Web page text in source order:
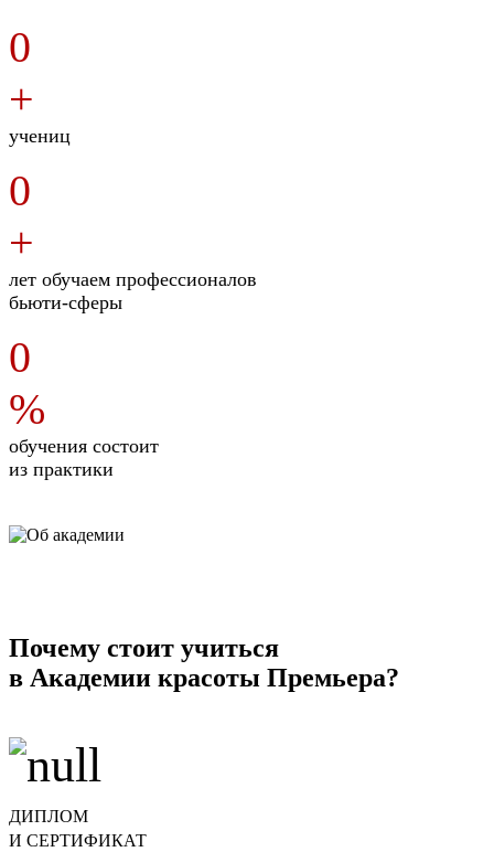
0
+
учениц
0
+
лет обучаем профессионалов
бьюти-сферы
0
%
обучения состоит
из практики
Почему стоит учиться
в Академии красоты Премьера?
ДИПЛОМ
И СЕРТИФИКАТ